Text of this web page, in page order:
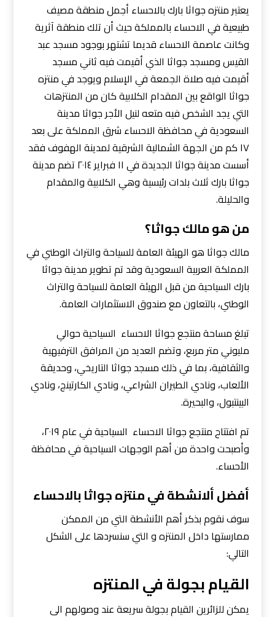
يعتبر منتزه جواثا بارك بالاحساء أجمل منطقة مصيف
طبيعية في الاحساء بالمملكة حيث أن تلك منطقة آثرية
وكانت عاصمة الاحساء قديما تشتهر بوجود مسجد عبد
القيس ومسجد جواثا الذي أقيمت فيه ثاني مسجد
أقيمت فيه صلاة الجمعة في الإسلام ويوجد في منتزه
جواثا الواقع بين المقدام الكلابية كان من المنتزهات
التي يجد الشخص فيه متعه لنيل الأجر جواثا مدينة
السعودية في محافظة الاحساء شرق المملكة على بعد
١٧ كم من الجهة الشمالية الشرقية لمدينة الهفوف فقد
أسست مدينة جواثا الجديدة في ١١ فبراير ٢٠١٤ تضم مدينة
جواثا بارك ثلاث بلدات رئيسية وهي الكلابية والمقدام
والحليلة.
من هو مالك جواثا؟
مالك جواثا هو الهيئة العامة للسياحة والتراث الوطني في
المملكة العربية السعودية وقد تم تطوير مدينة جواثا
بارك السياحية من قبل الهيئة العامة للسياحة والتراث
الوطني، بالتعاون مع صندوق الاستثمارات العامة.
تبلغ مساحة منتجع جواثا الاحساء السياحية حوالي
مليوني متر مربع، وتضم العديد من المرافق الترفيهية
والثقافية، بما في ذلك مسجد جواثا التاريخي، وحديقة
الألعاب، ونادي الطيران الشراعي، ونادي الكارتينج، ونادي
البينتبول، والبحيرة.
تم افتتاح منتجع جواثا الاحساء السياحية في عام ٢٠١٩،
وأصبحت واحدة من أهم الوجهات السياحية في محافظة
الأحساء.
أفضل ألانشطة في منتزه جواثا بالاحساء
سوف نقوم بذكر أهم الأنشطة التي من الممكن
ممارستها داخل المنتزه و التي سنسردها على الشكل
التالي:
القيام بجولة في المنتزه
يمكن للزائرين القيام بجولة سريعة عند وصولهم الى